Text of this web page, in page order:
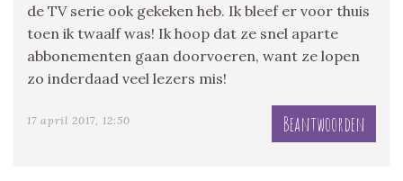
de TV serie ook gekeken heb. Ik bleef er voor thuis
toen ik twaalf was! Ik hoop dat ze snel aparte
abbonementen gaan doorvoeren, want ze lopen
zo inderdaad veel lezers mis!
17 april 2017, 12:50 Beantwoorden